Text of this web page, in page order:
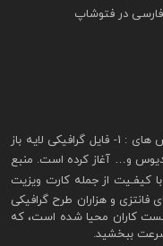
در فتوشاپ
فايل گرافيکی لايه باز
و اديوس و… آغاز کرده است. منبع
کيفـيت از جملهکارت ويزيت
و هزاران طرح گرافیکی
کاران محيا شده است، که
ببخشيد.